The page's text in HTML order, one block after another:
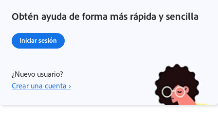
Obtén ayuda de forma más rápida y sencilla
Iniciar sesión
¿Nuevo usuario?
Crear una cuenta ›